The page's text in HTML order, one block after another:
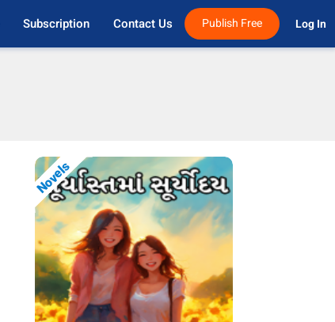
Subscription Contact Us Publish Free Log In
Novels